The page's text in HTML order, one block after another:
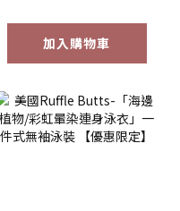
加入購物車